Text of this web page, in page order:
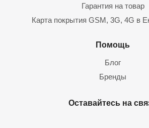
Гарантия на товар
Карта покрытия GSM, 3G, 4G в
Помощь
Блог
Бренды
Оставайтесь на